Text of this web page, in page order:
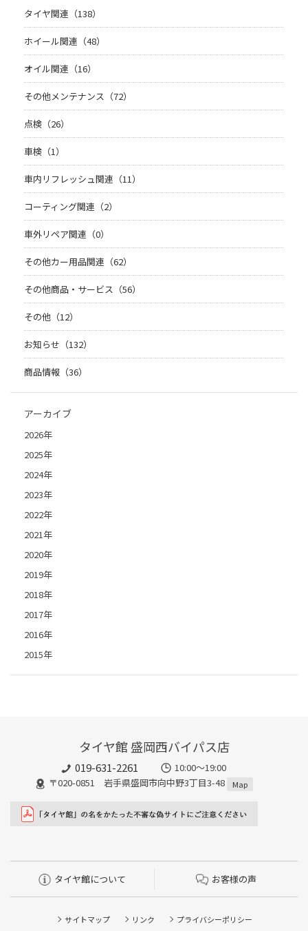
タイヤ関連（138）
ホイール関連（48）
オイル関連（16）
その他メンテナンス（72）
点検（26）
車検（1）
車内リフレッシュ関連（11）
コーティング関連（2）
車外リペア関連（0）
その他カー用品関連（62）
その他商品・サービス（56）
その他（12）
お知らせ（132）
商品情報（36）
アーカイブ
2026年
2025年
2024年
2023年
2022年
2021年
2020年
2019年
2018年
2017年
2016年
2015年
タイヤ館 盛岡西バイパス店
019-631-2261
10:00～19:00
〒020-0851 岩手県盛岡市向中野3丁目3-48
Map
タイヤ館について お客様の声
サイトマップ リンク
プライバシーポリシー